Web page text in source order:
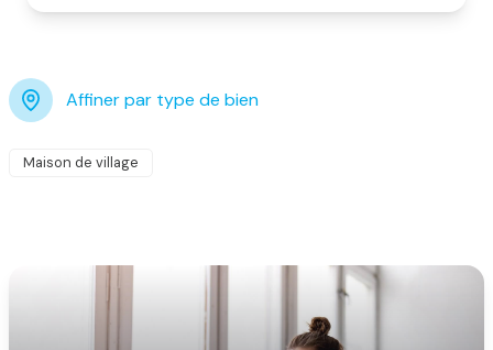
Affiner par type de bien
Maison de village